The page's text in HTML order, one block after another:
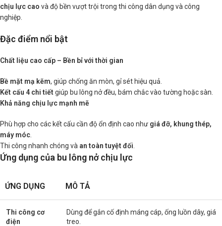
chịu lực cao và độ bền vượt trội trong thi công dân dụng và công
nghiệp.
Đặc điểm nổi bật
Chất liệu cao cấp – Bền bỉ với thời gian
Bề mặt mạ kẽm, giúp chống ăn mòn, gỉ sét hiệu quả.
Kết cấu 4 chi tiết giúp bu lông nở đều, bám chắc vào tường hoặc sàn.
Khả năng chịu lực mạnh mẽ
Phù hợp cho các kết cấu cần độ ổn định cao như giá đỡ, khung thép,
máy móc
Thi công nhanh chóng và an toàn tuyệt đối
Ứng dụng của bu lông nở chịu lực
ỨNG DỤNG MÔ TẢ
Thi công cơ
điện
Dùng để gắn cố định máng cáp, ống luồn dây, giá
treo.